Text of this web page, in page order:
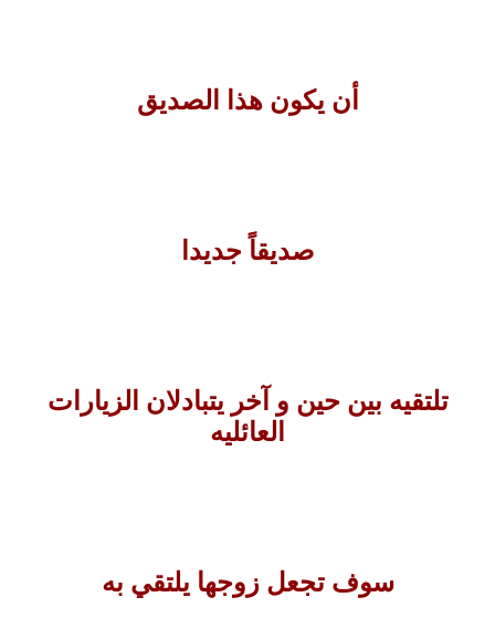
أن يكون هذا الصديق
صديقاً جديدا
تلتقيه بين حين و آخر يتبادلان الزيارات
العائليه
سوف تجعل زوجها يلتقي به